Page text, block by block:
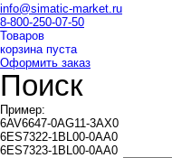
info@simatic-market.ru
8-800-250-07-50
Товаров
корзина пуста
Оформить заказ
Поиск
Пример:
6AV6647-0AG11-3AX0
6ES7322-1BL00-0AA0
6ES7323-1BL00-0AA0